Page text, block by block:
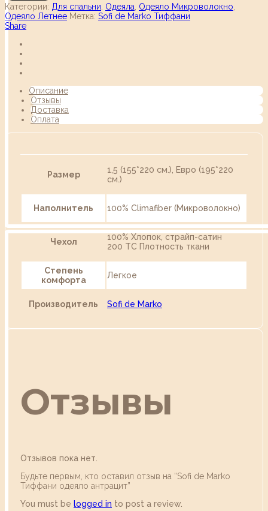
Категории: Для спальни Одеяла Одеяло Микроволокно
Одеяло Летнее Метка: Sofi de Marko Тиффани
Share
Описание
Отзывы
Доставка
Оплата
Размер
1,5 (155*220 см.), Евро (195*220
см.)
Наполнитель 100% Climafiber (Микроволокно)
Чехол
100% Хлопок, страйп-сатин
200 ТС Плотность ткани
Степень
комфорта
Легкое
Производитель Sofi de Marko
Отзывы
Отзывов пока нет.
Будьте первым, кто оставил отзыв на “Sofi de Marko
Тиффани одеяло антрацит”
You must be logged in to post a review.